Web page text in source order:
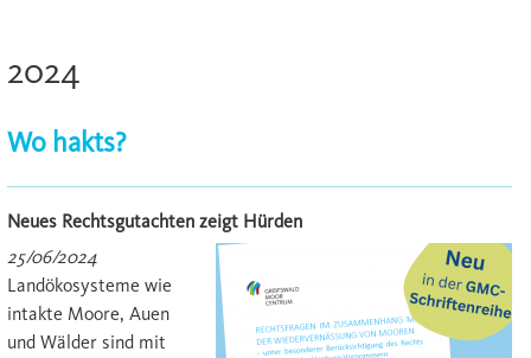
2024
Wo hakts?
Neues Rechtsgutachten zeigt Hürden
25/06/2024
Landökosysteme wie
intakte Moore, Auen
und Wälder sind mit